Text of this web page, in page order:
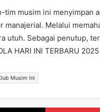
tim musim ini menyimpan
manajerial. Melalui
utuh. Sebagai penutup,
HARI INI TERBARU
Musim Ini
X